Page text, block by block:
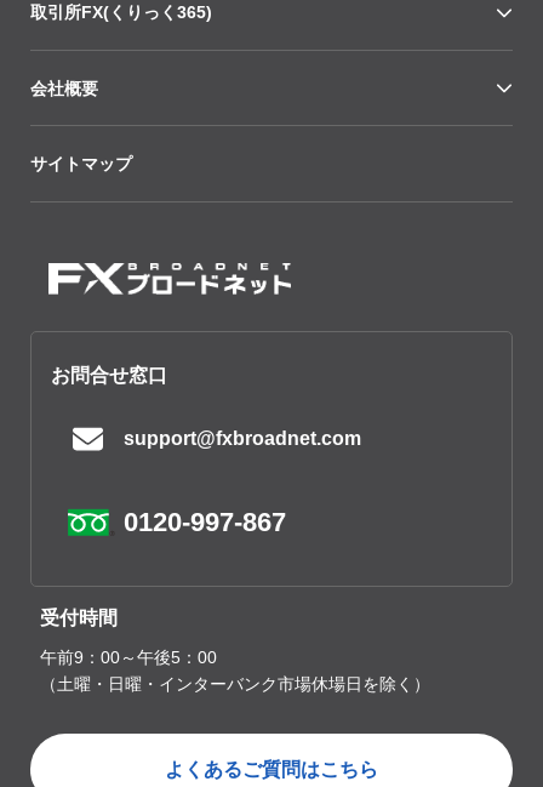
取引所FX(くりっく365)
会社概要
サイトマップ
お問合せ窓口
support@fxbroadnet.com
0120-997-867
受付時間
午前9：00～午後5：00
（土曜・日曜・インターバンク市場休場日を除く）
よくあるご質問はこちら